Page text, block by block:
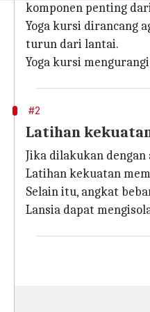
komponen penting
Yoga kursi dirancang
turun dari lantai.
Yoga kursi
#2
Latihan
Jika dilakukan
Latihan kekuatan
Selain itu, angkat
Lansia dapat